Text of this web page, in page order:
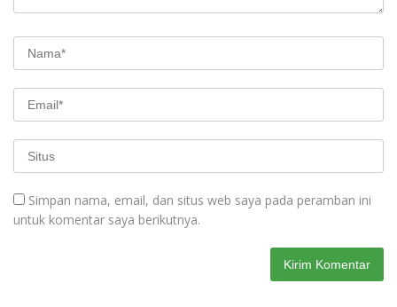
Simpan nama, email, dan situs web saya pada peramban ini
untuk komentar saya berikutnya.